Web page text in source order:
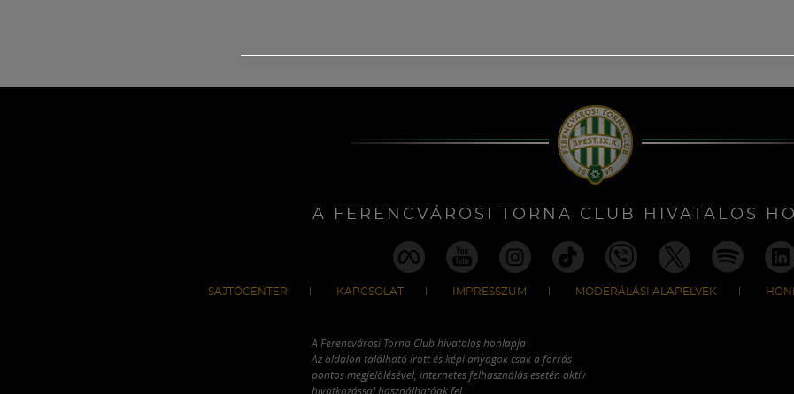
A FERENCVÁROSI TORNA CLUB HIVATALOS
SAJTÓCENTER KAPCSOLAT IMPRESSZUM MODERÁLÁSI ALAPELVEK
A Ferencvárosi Torna Club hivatalos honlapja
Az oldalon található írott és képi anyagok csak a forrás
pontos megjelölésével, internetes felhasználás esetén aktív
hivatkozással használhatóak fel.